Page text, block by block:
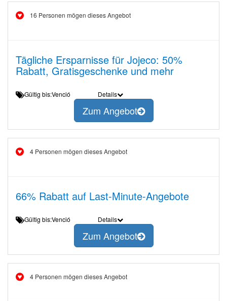
16 Personen mögen dieses Angebot
Tägliche Ersparnisse für Jojeco: 50%
Rabatt, Gratisgeschenke und mehr
Gültig bis:Venció Details
Zum Angebot
4 Personen mögen dieses Angebot
66% Rabatt auf Last-Minute-Angebote
Gültig bis:Venció Details
Zum Angebot
4 Personen mögen dieses Angebot